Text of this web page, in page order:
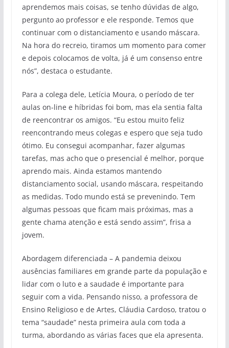
aprendemos mais coisas, se tenho dúvidas de algo,
pergunto ao professor e ele responde. Temos que
continuar com o distanciamento e usando máscara.
Na hora do recreio, tiramos um momento para comer
e depois colocamos de volta, já é um consenso entre
nós”, destaca o estudante.
Para a colega dele, Letícia Moura, o período de ter
aulas on-line e híbridas foi bom, mas ela sentia falta
de reencontrar os amigos. “Eu estou muito feliz
reencontrando meus colegas e espero que seja tudo
ótimo. Eu consegui acompanhar, fazer algumas
tarefas, mas acho que o presencial é melhor, porque
aprendo mais. Ainda estamos mantendo
distanciamento social, usando máscara, respeitando
as medidas. Todo mundo está se prevenindo. Tem
algumas pessoas que ficam mais próximas, mas a
gente chama atenção e está sendo assim”, frisa a
jovem.
Abordagem diferenciada – A pandemia deixou
ausências familiares em grande parte da população e
lidar com o luto e a saudade é importante para
seguir com a vida. Pensando nisso, a professora de
Ensino Religioso e de Artes, Cláudia Cardoso, tratou o
tema “saudade” nesta primeira aula com toda a
turma, abordando as várias faces que ela apresenta.